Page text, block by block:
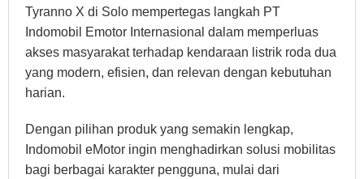
Tyranno X di Solo mempertegas langkah PT
Indomobil Emotor Internasional dalam memperluas
akses masyarakat terhadap kendaraan listrik roda dua
yang modern, efisien, dan relevan dengan kebutuhan
harian.
Dengan pilihan produk yang semakin lengkap,
Indomobil eMotor ingin menghadirkan solusi mobilitas
bagi berbagai karakter pengguna, mulai dari